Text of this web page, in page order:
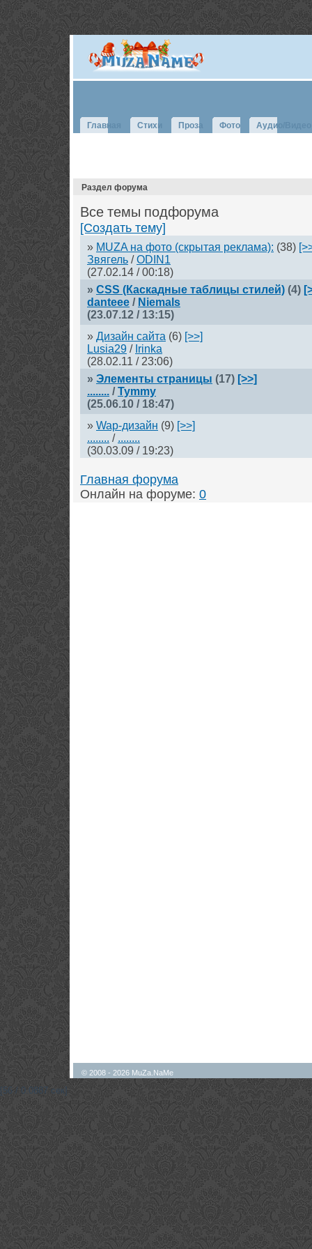
Главная Стихи Проза Фото Аудио/Видео
Раздел форума
Все темы подфорума
[Создать тему]
» MUZA на фото (скрытая реклама): (38)
Звягель /ODIN1
(27.02.14 / 00:18)
» CSS (Каскадные таблицы стилей) (4)
danteee / Niemals
(23.07.12 / 13:15)
» Дизайн сайта (6) [>>]
Lusia29 / Irinka
(28.02.11 / 23:06)
» Элементы страницы (17) [>>]
........ /Tymmy
(25.06.10 / 18:47)
» Wap-дизайн (9) [>>]
........ / ........
(30.03.09 / 19:23)
Главная форума
Онлайн на форуме: 0
© 2008 - 2026 MuZa.NaMe
[56 / 0.0887 сек]